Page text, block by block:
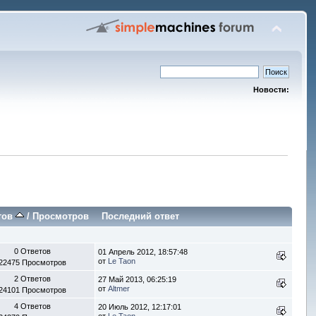
Новости:
/ Просмотров Последний ответ
0 Ответов
Просмотров
01 Апрель 2012, 18:57:48
от Le Taon
2 Ответов
Просмотров
27 Май 2013, 06:25:19
отAltmer
4 Ответов
20 Июль 2012, 12:17:01